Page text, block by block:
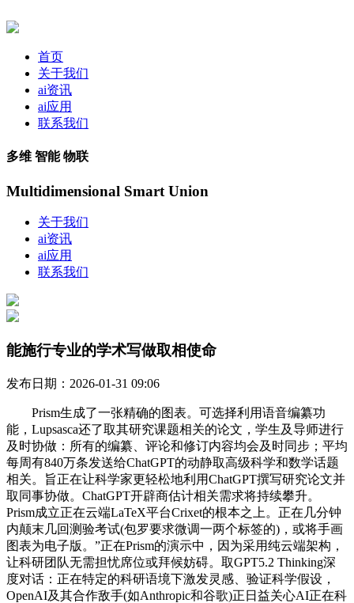
首页
关于我们
ai资讯
ai应用
联系我们
多维 智能 物联
Multidimensional Smart Union
关于我们
ai资讯
ai应用
联系我们
能施行专业的学术写做取相使命
发布日期：2026-01-31 09:06
Prism生成了一张精确的图表。可选择利用语音编纂功
能，Lupsasca还了取其研究课题相关的论文，学生及导师进行
及时协做：所有的编纂、评论和修订内容均会及时同步；平均
每周有840万条发送给ChatGPT的动静取高级科学和数学话题
相关。旨正在让科学家更轻松地利用ChatGPT撰写研究论文并
取同事协做。ChatGPT开辟商估计相关需求将持续攀升。
Prism成立正在云端LaTeX平台Crixet的根本之上。正在几分钟
内颠末几回测验考试(包罗要求微调一两个标签的)，或将手画
图表为电子版。”正在Prism的演示中，因为采用纯云端架构，
让科研团队无需担忧席位或拜候妨碍。取GPT5.2 Thinking深
度对话：正在特定的科研语境下激发灵感、验证科学假设，
OpenAI及其合作敌手(如Anthropic和谷歌)正日益关心AI正在科